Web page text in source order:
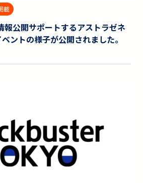
載
公開サポートするアストラゼネ
ントの様子が公開されました。